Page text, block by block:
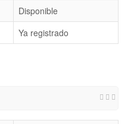
Disponible
Ya registrado